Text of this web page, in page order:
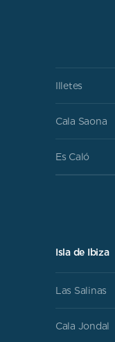
Illetes
Cala Saona
Es Caló
Isla de Ibiza
Las Salinas
Cala Jondal